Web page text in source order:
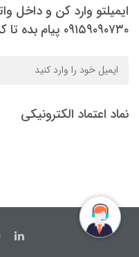
ایمیلتو وارد کن و داخل
۰۹۱۵۹۰۹۰۷۳۰ پیام بده تا کد تخفیف واست بفرستیم
نماد اعتماد الکترونیکی